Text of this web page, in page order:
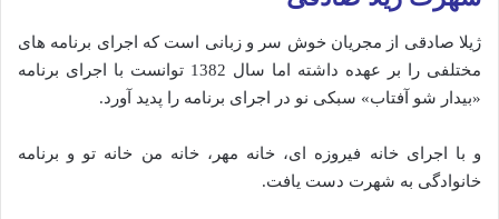
ژیلا صادقی از مجریان خوش سر و زبانی است که اجرای برنامه های
مختلفی را بر عهده داشته اما سال 1382 توانست با اجرای برنامه
«بیدار شو آفتاب» سبکی نو در اجرای برنامه را پدید آورد.
و با اجرای خانه فیروزه ای، خانه مهر، خانه من خانه تو و برنامه
خانوادگی به شهرت دست یافت.